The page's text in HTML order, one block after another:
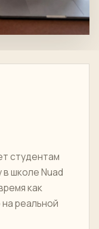
студентам
школе Nuad
как
реальной